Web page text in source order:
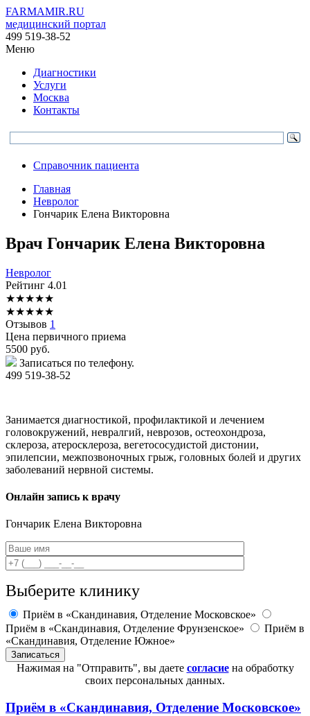
FARMAMIR.RU
медицинский портал
499 519-38-52
Меню
Диагностики
Услуги
Москва
Контакты
Справочник пациента
Главная
Невролог
Гончарик Елена Викторовна
Врач Гончарик Елена Викторовна
Невролог
Рейтинг 4.01
★★★★★
★★★★★
Отзывов 1
Цена первичного приема
5500 руб.
Записаться по телефону.
499 519-38-52
Занимается диагностикой, профилактикой и лечением
головокружений, невралгий, неврозов, остеохондроза,
склероза, атеросклероза, вегетососудистой дистонии,
эпилепсии, межпозвоночных грыж, головных болей и других
заболеваний нервной системы.
Онлайн запись к врачу
Гончарик Елена Викторовна
Выберите клинику
Приём в «Скандинавия, Отделение Московское»
Приём в «Скандинавия, Отделение Фрунзенское»
Приём в
«Скандинавия, Отделение Южное»
Нажимая на "Отправить", вы даете согласиена обработку
своих персональных данных.
Приём в «Скандинавия, Отделение Московское»